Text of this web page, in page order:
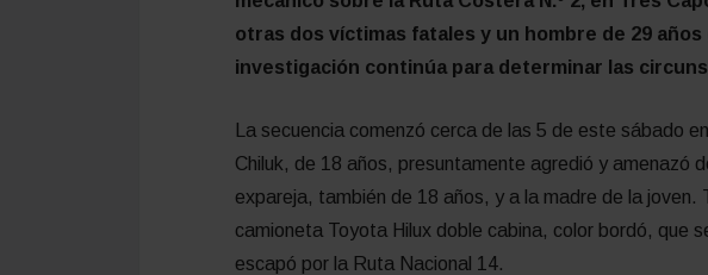
otras dos víctimas fatales y un hombre de 29
investigación continúa para determinar las
La secuencia comenzó cerca de las 5 de este sábado
Chiluk, de 18 años, presuntamente agredió y amenazó
expareja, también de 18 años, y a la madre de la joven.
camioneta Toyota Hilux doble cabina, color bordó, que
escapó por la Ruta Nacional 14.